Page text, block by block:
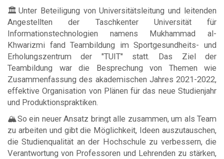
🏛Unter Beteiligung von Universitätsleitung und leitenden
Angestellten der Taschkenter Universität für
Informationstechnologien namens Mukhammad al-
Khwarizmi fand Teambildung im Sportgesundheits- und
Erholungszentrum der "TUIT" statt. Das Ziel der
Teambildung war die Besprechung von Themen wie
Zusammenfassung des akademischen Jahres 2021-2022,
effektive Organisation von Plänen für das neue Studienjahr
und Produktionspraktiken.
🏔So ein neuer Ansatz bringt alle zusammen, um als Team
zu arbeiten und gibt die Möglichkeit, Ideen auszutauschen,
die Studienqualität an der Hochschule zu verbessern, die
Verantwortung von Professoren und Lehrenden zu stärken,